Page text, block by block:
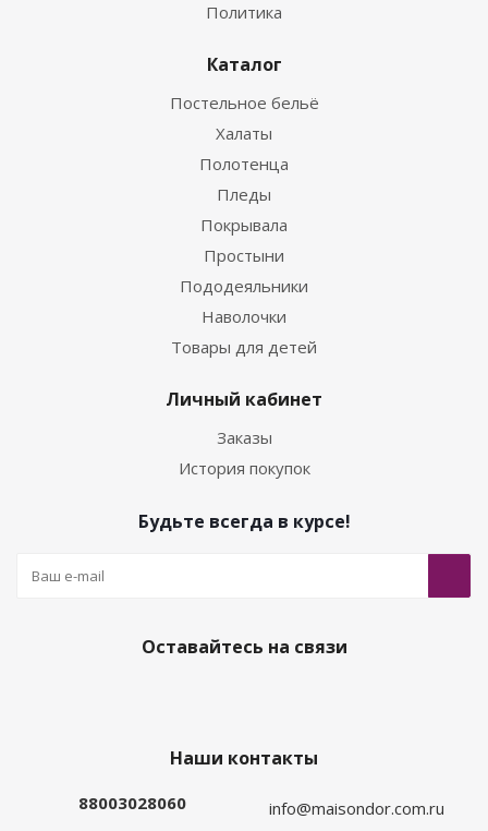
Политика
Каталог
Постельное бельё
Халаты
Полотенца
Пледы
Покрывала
Простыни
Пододеяльники
Наволочки
Товары для детей
Личный кабинет
Заказы
История покупок
Будьте всегда в курсе!
Оставайтесь на связи
Наши контакты
88003028060 info@maisondor.com.ru